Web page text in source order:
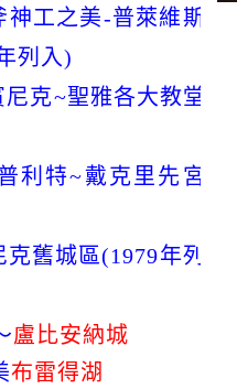
神工之美-普萊維斯
列入)
尼克~聖雅各大教堂
利特~戴克里先宮
舊城區(1979年列
盧比安納城
布雷得湖